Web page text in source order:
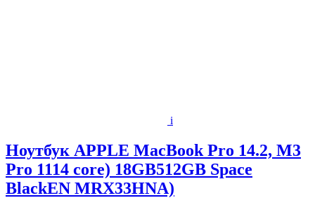
i
Ноутбук APPLE MacBook Pro 14.2, M3
Pro 1114 core) 18GB512GB Space
BlackEN MRX33HNA)